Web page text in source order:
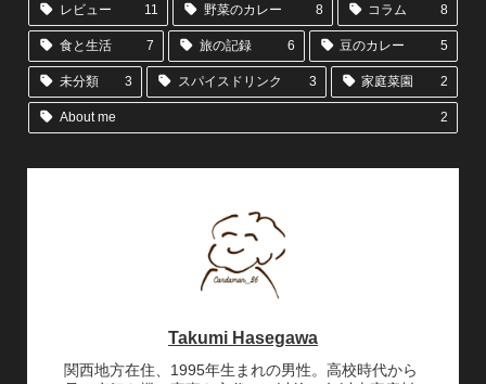
レビュー 11 野菜のカレー 8 コラム 8
食と生活 7 旅の記録 6 豆のカレー 5
未分類 3 スパイスドリンク 3 家庭菜園 2
About me 2
Takumi Hasegawa
関西地方在住、1995年生まれの男性。高校時代から